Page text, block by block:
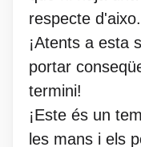
respecte d'aixo.
¡Atents a esta
portar
termini!
¡Este és un
les mans i els